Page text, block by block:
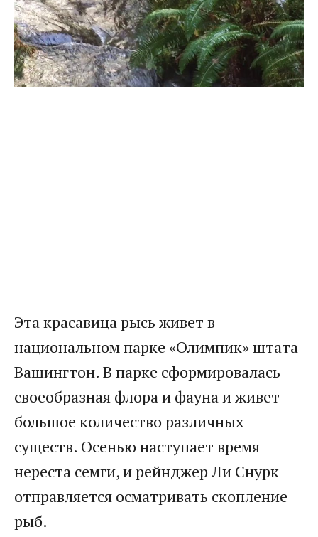
Эта красавица рысь живет в
национальном парке «Олимпик» штата
Вашингтон. В парке сформировалась
своеобразная флора и фауна и живет
большое количество различных
существ. Осенью наступает время
нереста семги, и рейнджер Ли Снурк
отправляется осматривать скопление
рыб.